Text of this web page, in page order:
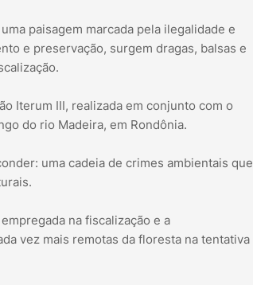
paisagem marcada pela ilegalidade e
e preservação, surgem dragas, balsas e
Iterum III, realizada em conjunto com o
do rio Madeira, em Rondônia.
uma cadeia de crimes ambientais que
na fiscalização e a
vez mais remotas da floresta na tentativa